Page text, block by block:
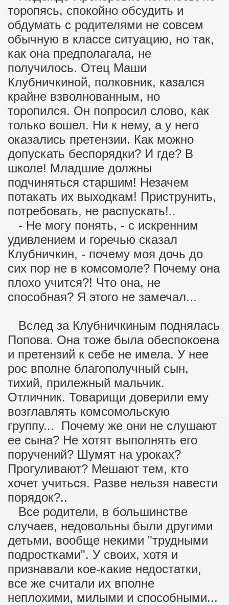
торопясь, спокойно обсудить и
обдумать с родителями не совсем
обычную в классе ситуацию, но так,
как она предполагала, не
получилось. Отец Маши
Клубничкиной, полковник, казался
крайне взволнованным, но
торопился. Он попросил слово, как
только вошел. Ни к нему, а у него
оказались претензии. Как можно
допускать беспорядки? И где? В
школе! Младшие должны
подчиняться старшим! Незачем
потакать их выходкам! Приструнить,
потребовать, не распускать!..
- Не могу понять, - с искренним
удивлением и горечью сказал
Клубничкин, - почему моя дочь до
сих пор не в комсомоле? Почему она
плохо учится?! Что она, не
способная? Я этого не замечал...
Вслед за Клубничкиным поднялась
Попова. Она тоже была обеспокоена
и претензий к себе не имела. У нее
рос вполне благополучный сын,
тихий, прилежный мальчик.
Отличник. Товарищи доверили ему
возглавлять комсомольскую
группу... Почему же они не слушают
ее сына? Не хотят выполнять его
поручений? Шумят на уроках?
Прогуливают? Мешают тем, кто
хочет учиться. Разве нельзя навести
порядок?..
Все родители, в большинстве
случаев, недовольны были другими
детьми, вообще некими "трудными
подростками". У своих, хотя и
признавали кое-какие недостатки,
все же считали их вполне
неплохими, милыми и способными...